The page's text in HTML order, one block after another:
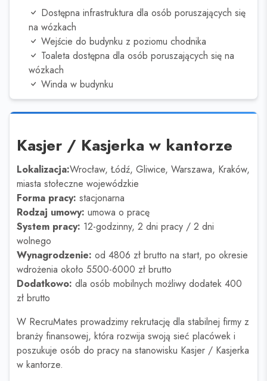
Dostępna infrastruktura dla osób poruszających się
na wózkach
Wejście do budynku z poziomu chodnika
Toaleta dostępna dla osób poruszających się na
wózkach
Winda w budynku
Kasjer / Kasjerka w kantorze
Lokalizacja:Wrocław, Łódź, Gliwice, Warszawa, Kraków,
miasta stołeczne wojewódzkie
Forma pracy: stacjonarna
Rodzaj umowy: umowa o pracę
System pracy: 12-godzinny, 2 dni pracy / 2 dni
wolnego
Wynagrodzenie: od 4806 zł brutto na start, po okresie
wdrożenia około 5500-6000 zł brutto
Dodatkowo: dla osób mobilnych możliwy dodatek 400
zł brutto
W RecruMates prowadzimy rekrutację dla stabilnej firmy z
branży finansowej, która rozwija swoją sieć placówek i
poszukuje osób do pracy na stanowisku Kasjer / Kasjerka
w kantorze.